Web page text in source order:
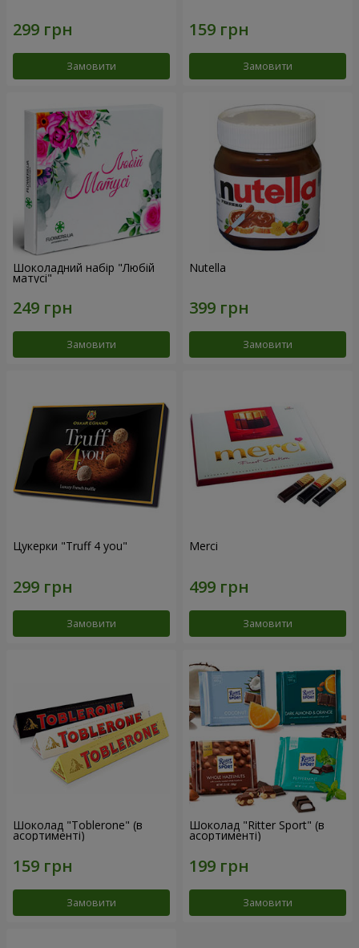
Замовити Замовити
Шоколадний набір "Любій
матусі"
Замовити
Nutella
Замовити
Цукерки "Truff 4 you"
Замовити
Merci
Замовити
Шоколад "Toblerone" (в
асортименті)
Замовити
Шоколад "Ritter Sport" (в
асортименті)
Замовити